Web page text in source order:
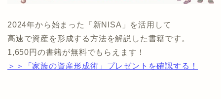
2024年から始まった「新NISA」を活用して
高速で資産を形成する方法を解説した書籍です。
1,650円の書籍が無料でもらえます！
＞＞「家族の資産形成術」プレゼントを確認する！